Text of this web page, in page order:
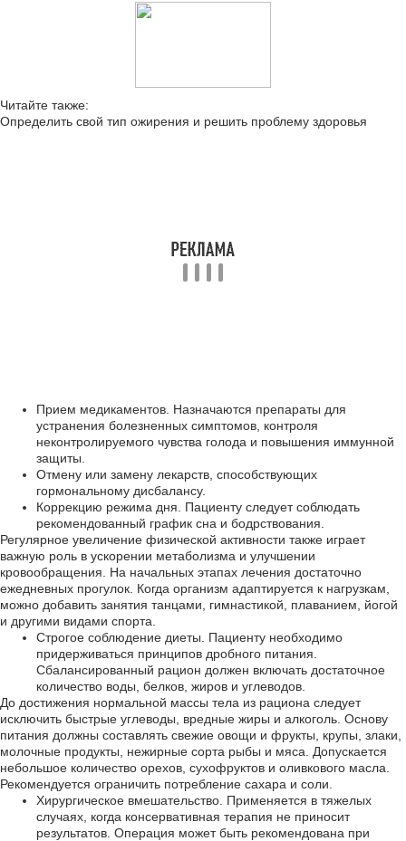
Читайте также:
Определить свой тип ожирения и решить проблему здоровья
Прием медикаментов. Назначаются препараты для
устранения болезненных симптомов, контроля
неконтролируемого чувства голода и повышения иммунной
защиты.
Отмену или замену лекарств, способствующих
гормональному дисбалансу.
Коррекцию режима дня. Пациенту следует соблюдать
рекомендованный график сна и бодрствования.
Регулярное увеличение физической активности также играет
важную роль в ускорении метаболизма и улучшении
кровообращения. На начальных этапах лечения достаточно
ежедневных прогулок. Когда организм адаптируется к нагрузкам,
можно добавить занятия танцами, гимнастикой, плаванием, йогой
и другими видами спорта.
Строгое соблюдение диеты. Пациенту необходимо
придерживаться принципов дробного питания.
Сбалансированный рацион должен включать достаточное
количество воды, белков, жиров и углеводов.
До достижения нормальной массы тела из рациона следует
исключить быстрые углеводы, вредные жиры и алкоголь. Основу
питания должны составлять свежие овощи и фрукты, крупы, злаки,
молочные продукты, нежирные сорта рыбы и мяса. Допускается
небольшое количество орехов, сухофруктов и оливкового масла.
Рекомендуется ограничить потребление сахара и соли.
Хирургическое вмешательство. Применяется в тяжелых
случаях, когда консервативная терапия не приносит
результатов. Операция может быть рекомендована при